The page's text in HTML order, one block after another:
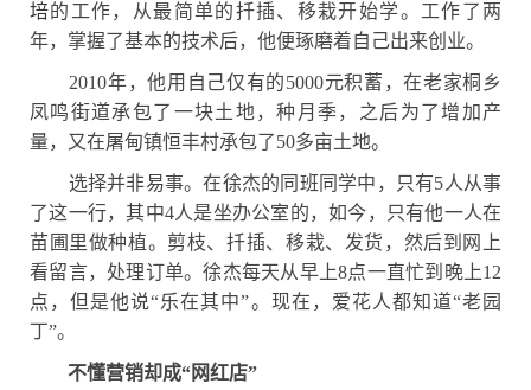
培的工作，从最简单的扦插、移栽开始学。工作了两
年，掌握了基本的技术后，他便琢磨着自己出来创业。
2010年，他用自己仅有的5000元积蓄，在老家桐乡
凤鸣街道承包了一块土地，种月季，之后为了增加产
量，又在屠甸镇恒丰村承包了50多亩土地。
选择并非易事。在徐杰的同班同学中，只有5人从事
了这一行，其中4人是坐办公室的，如今，只有他一人在
苗圃里做种植。剪枝、扦插、移栽、发货，然后到网上
看留言，处理订单。徐杰每天从早上8点一直忙到晚上12
点，但是他说“乐在其中”。现在，爱花人都知道“老园
丁”。
不懂营销却成“网红店”